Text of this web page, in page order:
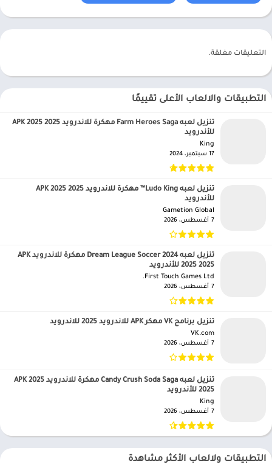
التعليقات مغلقة.
التطبيقات والالعاب الأعلى تقييمًا
تنزيل لعبه Farm Heroes Saga مهكرة للاندرويد APK 2025 2025
للأندرويد
King‏
17 سبتمبر، 2024
تنزيل لعبه Ludo King™ مهكرة للاندرويد APK 2025 2025
للأندرويد
Gametion Global‏
7 أغسطس، 2026
تنزيل لعبه Dream League Soccer 2024 مهكرة للاندرويد APK
2025 2025 للأندرويد
First Touch Games Ltd.‏
7 أغسطس، 2026
تنزيل برنامج VK مهكر APK للاندرويد 2025 للاندرويد
VK.com‏
7 أغسطس، 2026
تنزيل لعبه Candy Crush Soda Saga مهكرة للاندرويد APK 2025
2025 للأندرويد
King‏
7 أغسطس، 2026
التطبيقات ولالعاب الأكثر مشاهدة